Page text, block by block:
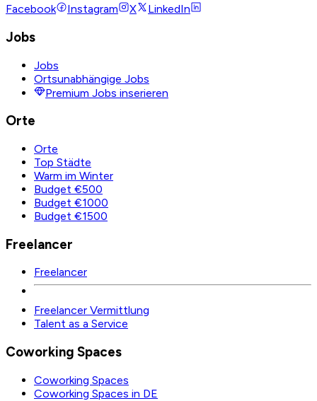
Facebook
Instagram X LinkedIn
Jobs
Jobs
Ortsunabhängige Jobs
Premium Jobs inserieren
Orte
Orte
Top Städte
Warm im Winter
Budget €500
Budget €1000
Budget €1500
Freelancer
Freelancer
Freelancer Vermittlung
Talent as a Service
Coworking Spaces
Coworking Spaces
Coworking Spaces in DE